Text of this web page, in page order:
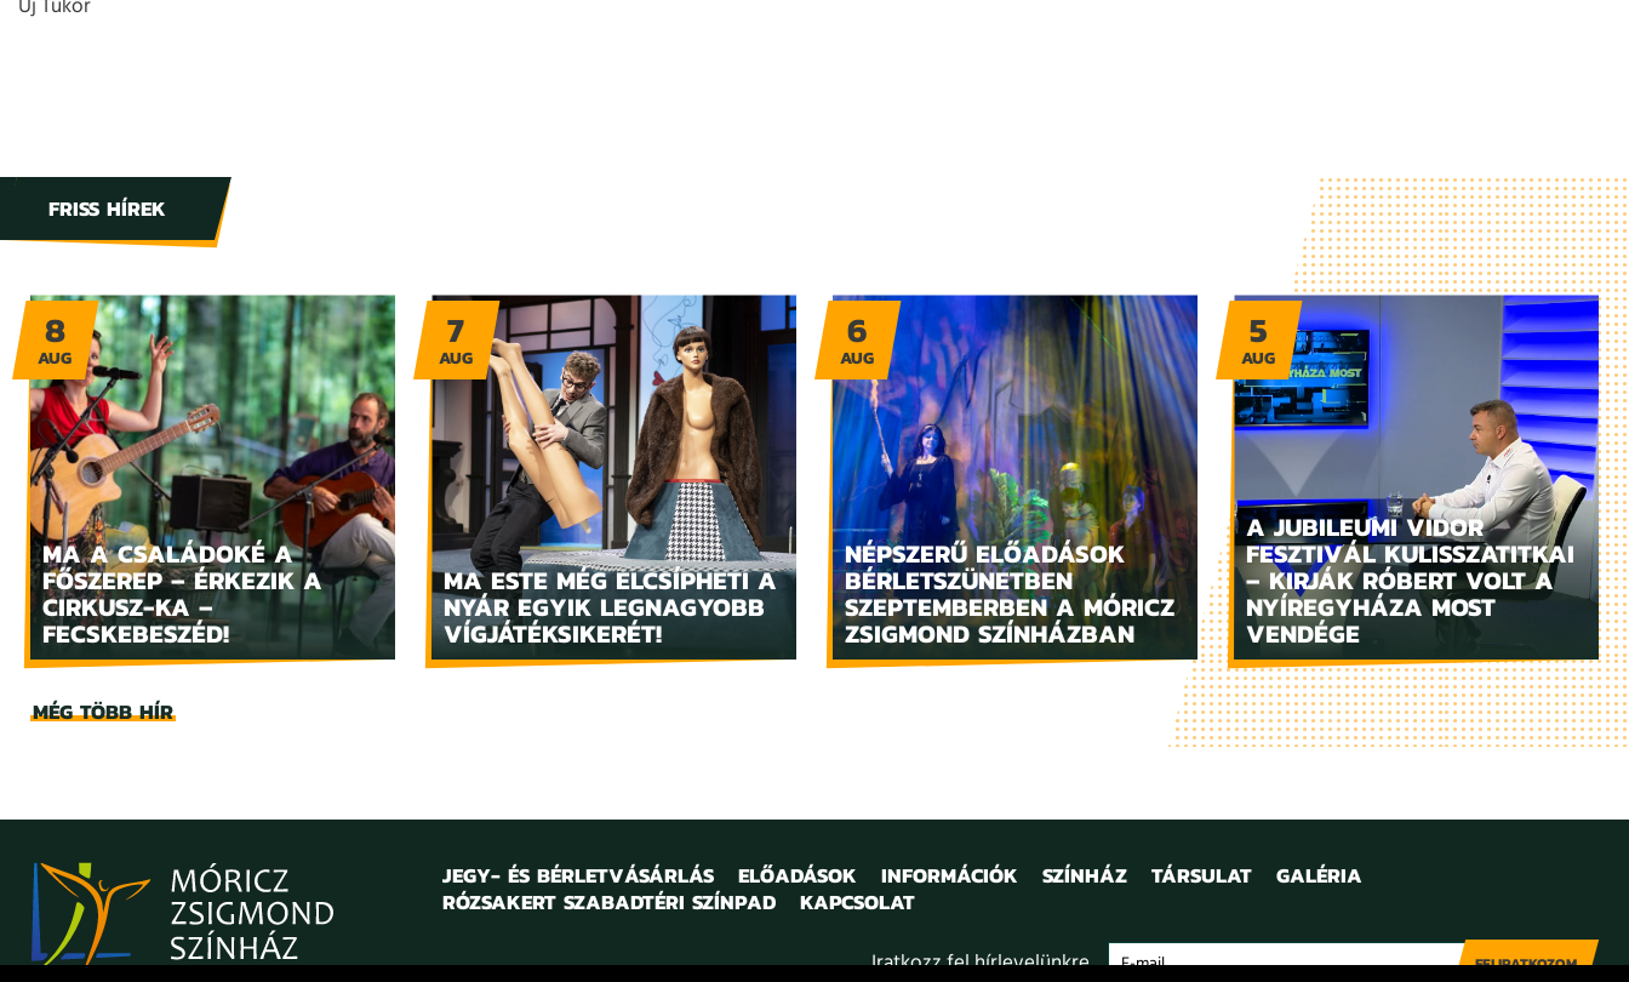
Új Tükör
FRISS HÍREK
MA A CSALÁDOKÉ A
FŐSZEREP – ÉRKEZIK A
CIRKUSZ-KA –
FECSKEBESZÉD!
8
AUG
MA ESTE MÉG ELCSÍPHETI A
NYÁR EGYIK LEGNAGYOBB
VÍGJÁTÉKSIKERÉT!
7
AUG
NÉPSZERŰ ELŐADÁSOK
BÉRLETSZÜNETBEN
SZEPTEMBERBEN A MÓRICZ
ZSIGMOND SZÍNHÁZBAN
6
AUG
A JUBILEUMI VIDOR
FESZTIVÁL KULISSZATITKAI
– KIRJÁK RÓBERT VOLT A
NYÍREGYHÁZA MOST
VENDÉGE
5
AUG
MÉG TÖBB HÍR
JEGY- ÉS BÉRLETVÁSÁRLÁS ELŐADÁSOK INFORMÁCIÓK SZÍNHÁZ TÁRSULAT
GALÉRIA
RÓZSAKERT SZABADTÉRI SZÍNPAD
KAPCSOLAT
Iratkozz fel hírlevelünkre FELIRATKOZOM